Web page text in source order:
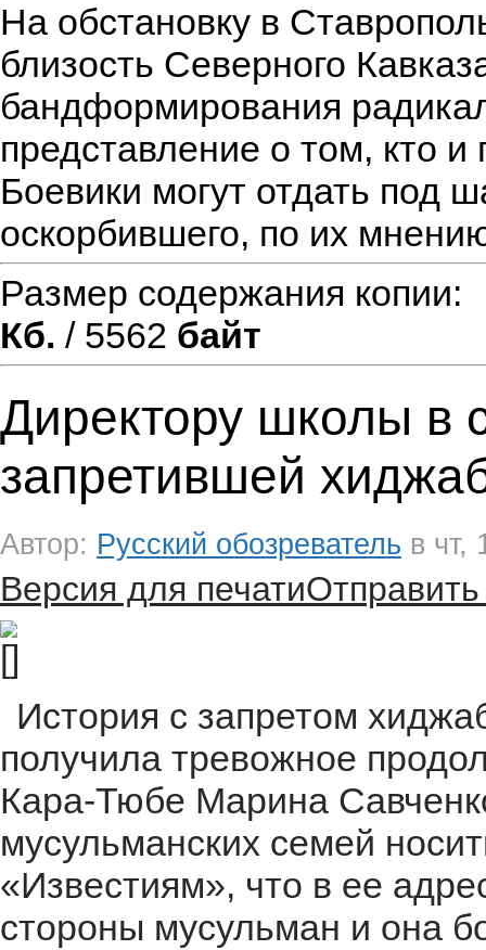
На обстановку в
близость Северного
бандформирования
представление о том, кто
Боевики могут отдать под
оскорбившего, по их
Размер содержания
Кб. / 5562 байт
Директору школы в
запретившей
Автор: Русский обозреватель в чт,
Версия для печати
История с запретом
получила тревожное
Кара-Тюбе Марина
мусульманских семей
«Известиям», что в ее
стороны мусульман и она